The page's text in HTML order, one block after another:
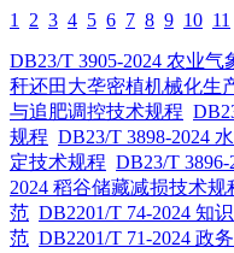
1 2 3 4 5 6 7 8 9 10 11
DB23/T 3905-2024 农业
秆还田大垄密植机械化生
与追肥调控技术规程
规程 DB23/T 3898-2024
定技术规程 DB23/T
2024 稻谷储藏减损技术规
范 DB2201/T 74-2024 知
范 DB2201/T 71-2024 政